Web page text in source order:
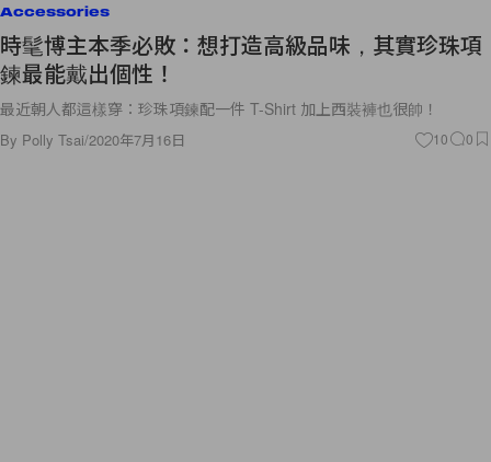
Accessories
時髦博主本季必敗：想打造高級品味，其實珍珠項
鍊最能戴出個性！
最近朝人都這樣穿：珍珠項鍊配一件 T-Shirt 加上西裝褲也很帥！
By Polly Tsai/2020年7月16日 10 0